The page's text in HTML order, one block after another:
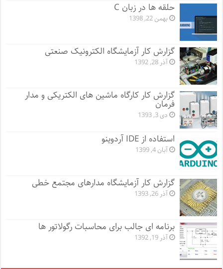
حلقه ها در زبان C
بهمن 22, 1398
گزارش کار آزمایشگاه الکترونیک صنعتی
آذر 28, 1392
گزارش کار کارگاه ماشین های الکتریکی و مدار
فرمان
دی 3, 1393
استفاده از IDE آردوینو
آبان 4, 1399
گزارش کار آزمایشگاه مدارهای مجتمع خطی
آذر 26, 1393
برنامه ای جالب برای محاسبات رگولاتور ها
آذر 19, 1392